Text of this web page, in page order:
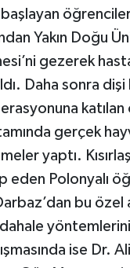
Yakın Doğu
gezerek
Daha sonra
gerçek
yaptı.
eden Polonyalı
bu özel
ise Dr.